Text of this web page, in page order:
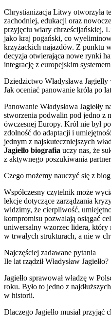
Chrystianizacja Litwy otworzyła
zachodniej, edukacji oraz
przyjęciu wiary chrześcijańskiej,
jako kraj pogański, co
krzyżackich najazdów. Z punktu
decyzja otwierająca nowe rynki
integrację z europejskim
Dziedzictwo Władysława
Jak oceniać panowanie króla po
Panowanie Władysława Jagiełły
stworzenia podwalin pod jedno z
ówczesnej Europy. Król nie był
zdolność do adaptacji i
jednym z najskuteczniejszych
Jagiełło biografia uczy nas, że
z aktywnego poszukiwania
Czego możemy nauczyć się z
Współczesny czytelnik może
lekcje dotyczące zarządzania
widzimy, że cierpliwość,
kompromisu pozwalają osiągać
uniwersalny wzorzec lidera, który
w trwałych strukturach, a nie w
Najczęściej zadawane pytania
Ile lat rządził Władysław Jagiełło?
Jagiełło sprawował władzę w
roku. Było to jedno z
w historii.
Dlaczego Jagiełło musiał przyjąć